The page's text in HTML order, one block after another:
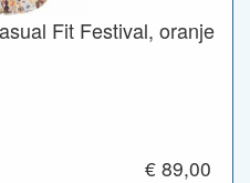
Fit Festival, oranje
€ 89,00